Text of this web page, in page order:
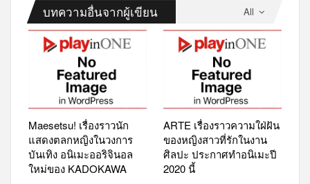
All
บทความอื่นจากผู้เขียน
Maesetsu! เรื่องราวนัก
แสดงตลกหญิงในวงการ
บันเทิง อนิเมะออริจินอล
ใหม่ของ KADOKAWA
ARTE เรื่องราวความใฝ่ฝัน
ของหญิงสาวที่รักในงาน
ศิลปะ ประกาศทำอนิเมะปี
2020 นี้